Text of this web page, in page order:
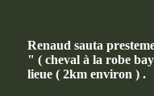
Renaud sauta
" ( cheval à la robe
lieue ( 2km environ ) .